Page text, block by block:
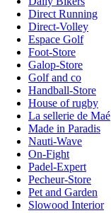
Direct Running
Direct-Volley
Espace Golf
Foot-Store
Galop-Store
Golf and co
Handball-Store
House of rugby
La sellerie de Maé
Made in Paradis
Nauti-Wave
On-Fight
Padel-Expert
Pecheur-Store
Pet and Garden
Slowood Interior